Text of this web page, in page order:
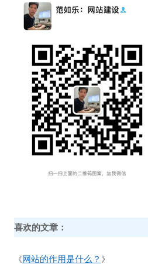
喜欢的文章：
《网站的作用是什么？ 》